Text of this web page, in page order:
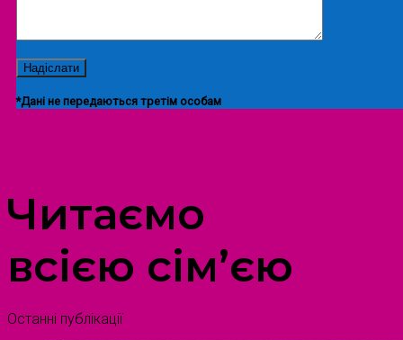
*Дані не передаються третім особам
Читаємо
всією сім’єю
Останні публікації